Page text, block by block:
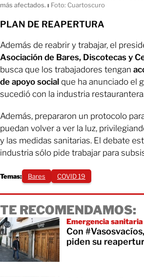
más afectados. ı Foto: Cuartoscuro
PLAN DE REAPERTURA
Además de reabrir y trabajar, el
Asociación de Bares, Discotecas y
busca que los trabajadores tengan
de apoyo social que ha anunciado el
sucedió con la industria
Además, prepararon un protocolo
puedan volver a ver la luz,
y las medidas sanitarias. El debate
industria sólo pide trabajar para
Temas: Bares COVID 19
TE RECOMENDAMOS:
Emergencia sanitaria
Con
piden su